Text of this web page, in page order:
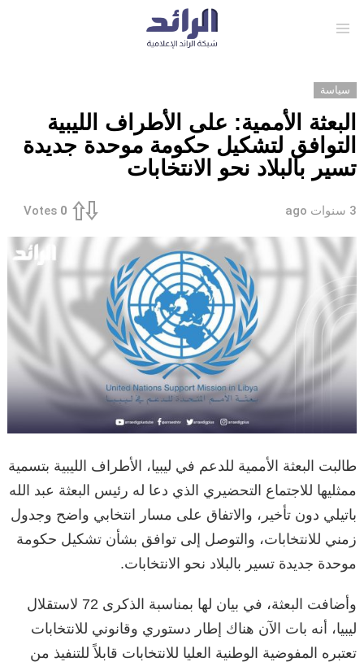
سياسة
‏البعثة الأممية: على الأطراف الليبية
التوافق لتشكيل حكومة موحدة جديدة
تسير بالبلاد نحو الانتخابات
3 سنوات ago 0
Votes
طالبت البعثة الأممية للدعم في ليبيا، الأطراف الليبية بتسمية
ممثليها للاجتماع التحضيري الذي دعا له رئيس البعثة عبد الله
باتيلي دون تأخير، والاتفاق على مسار انتخابي واضح وجدول
زمني للانتخابات، والتوصل إلى توافق بشأن تشكيل حكومة
موحدة جديدة تسير بالبلاد نحو الانتخابات.
وأضافت البعثة، في بيان لها بمناسبة الذكرى 72 لاستقلال
ليبيا، أنه بات الآن هناك إطار دستوري وقانوني للانتخابات
تعتبره المفوضية الوطنية العليا للانتخابات قابلاً للتنفيذ من